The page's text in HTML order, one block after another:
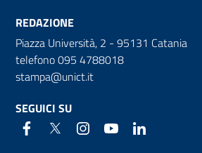
REDAZIONE
Piazza Università, 2 - 95131 Catania
telefono 095 4788018
stampa@unict.it
SEGUICI SU